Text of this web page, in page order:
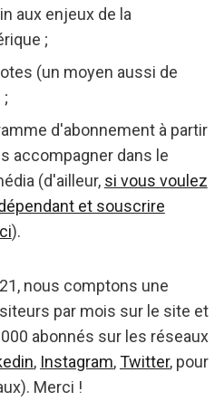
aux enjeux de la
;
(un moyen aussi de
d'abonnement à partir
accompagner dans le
(d'ailleur, si vous voulez
et souscrire
).
nous comptons une
par mois sur le site et
abonnés sur les réseaux
, Instagram,Twitter, pour
Merci !